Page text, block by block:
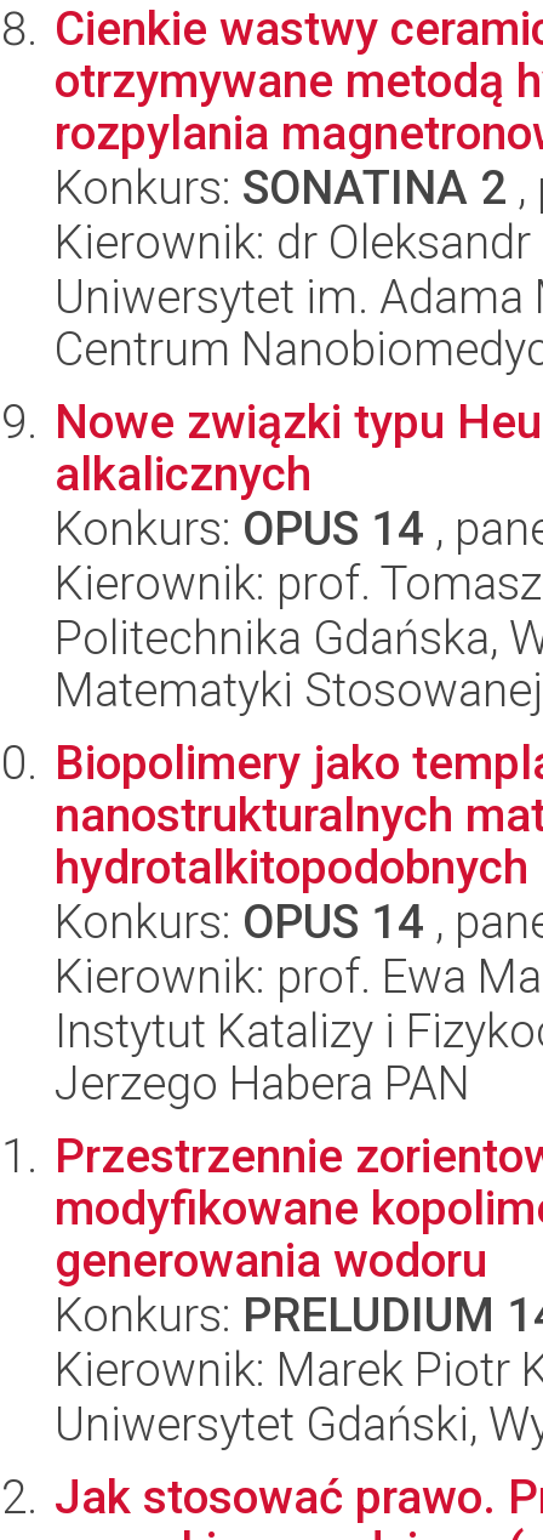
Cienkie wastwy
otrzymywane metodą
rozpylania
Konkurs: SONATINA 2
Kierownik: dr Oleksandr
Uniwersytet im.
Centrum
Nowe związki typu
alkalicznych
Konkurs: OPUS 14 ,
Kierownik: prof.
Politechnika Gdańska,
Matematyki Stosowanej
Biopolimery jako
nanostrukturalnych
Konkurs: OPUS 14 ,
Kierownik: prof. Ewa
Instytut Katalizy i
Jerzego Habera PAN
Przestrzennie
modyfikowane
generowania wodoru
Konkurs: PRELUDIUM
Kierownik: Marek Piotr
Uniwersytet Gdański,
Jak stosować prawo.